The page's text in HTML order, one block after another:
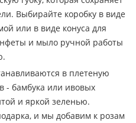
Выбирайте коробку в виде
или в виде конуса для
и мыло ручной работы
в плетеную
- бамбука или ивовых
и яркой зеленью.
и мы добавим к розам